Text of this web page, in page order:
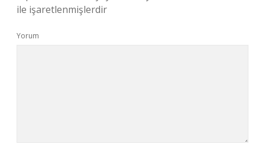
ile işaretlenmişlerdir
Yorum